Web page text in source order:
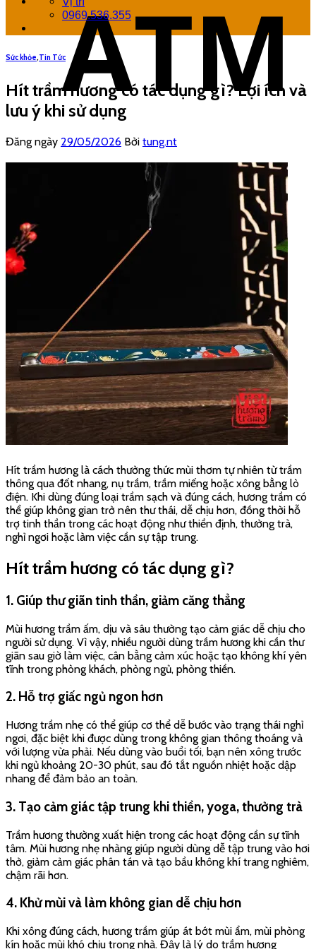
0969.536.355
Sức khỏe,Tin Tức
Hít trầm hương có tác dụng gì? Lợi ích và
lưu ý khi sử dụng
Đăng ngày 29/05/2026 Bởi tung.nt
Hít trầm hương là cách thưởng thức mùi thơm tự nhiên từ trầm
thông qua đốt nhang, nụ trầm, trầm miếng hoặc xông bằng lò
điện. Khi dùng đúng loại trầm sạch và đúng cách, hương trầm có
thể giúp không gian trở nên thư thái, dễ chịu hơn, đồng thời hỗ
trợ tinh thần trong các hoạt động như thiền định, thưởng trà,
nghỉ ngơi hoặc làm việc cần sự tập trung.
Hít trầm hương có tác dụng gì?
1. Giúp thư giãn tinh thần, giảm căng thẳng
Mùi hương trầm ấm, dịu và sâu thường tạo cảm giác dễ chịu cho
người sử dụng. Vì vậy, nhiều người dùng trầm hương khi cần thư
giãn sau giờ làm việc, cân bằng cảm xúc hoặc tạo không khí yên
tĩnh trong phòng khách, phòng ngủ, phòng thiền.
2. Hỗ trợ giấc ngủ ngon hơn
Hương trầm nhẹ có thể giúp cơ thể dễ bước vào trạng thái nghỉ
ngơi, đặc biệt khi được dùng trong không gian thông thoáng và
với lượng vừa phải. Nếu dùng vào buổi tối, bạn nên xông trước
khi ngủ khoảng 20-30 phút, sau đó tắt nguồn nhiệt hoặc dập
nhang để đảm bảo an toàn.
3. Tạo cảm giác tập trung khi thiền, yoga, thưởng trà
Trầm hương thường xuất hiện trong các hoạt động cần sự tĩnh
tâm. Mùi hương nhẹ nhàng giúp người dùng dễ tập trung vào hơi
thở, giảm cảm giác phân tán và tạo bầu không khí trang nghiêm,
chậm rãi hơn.
4. Khử mùi và làm không gian dễ chịu hơn
Khi xông đúng cách, hương trầm giúp át bớt mùi ẩm, mùi phòng
kín hoặc mùi khó chịu trong nhà. Đây là lý do trầm hương